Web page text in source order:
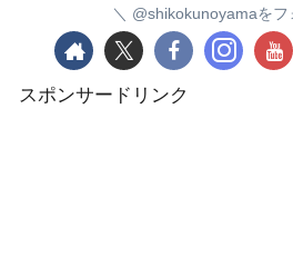
@shikokunoyamaをフ
スポンサードリンク